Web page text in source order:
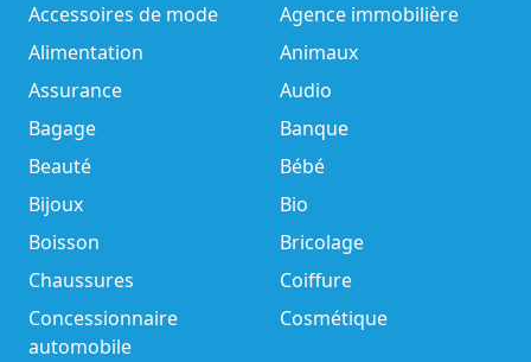
Accessoires de mode
Agence immobilière
Alimentation
Animaux
Assurance
Audio
Bagage
Banque
Beauté
Bébé
Bijoux
Bio
Boisson
Bricolage
Chaussures
Coiffure
Concessionnaire
automobile
Cosmétique